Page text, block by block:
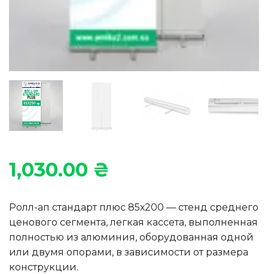
1,030.00 ₴
Ролл-ап стандарт плюс 85х200 — стенд среднего
ценового сегмента, легкая кассета, выполненная
полностью из алюминия, оборудованная одной
или двумя опорами, в зависимости от размера
конструкции.